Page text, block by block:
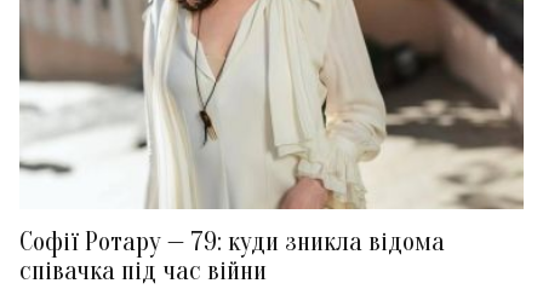
Софії Ротару — 79: куди зникла відома
співачка під час війни